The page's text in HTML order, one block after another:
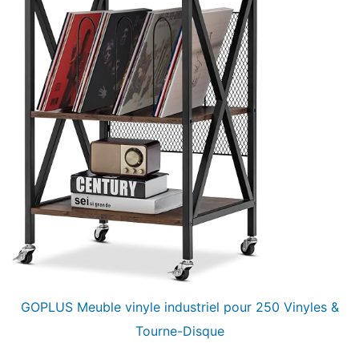
GOPLUS Meuble vinyle industriel pour 250 Vinyles &
Tourne-Disque